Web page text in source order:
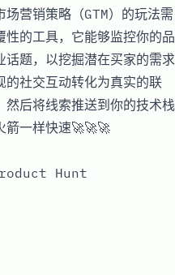
营销策略（GTM）的玩法需
的工具，它能够监控你的品
题，以挖掘潜在买家的需求
的社交互动转化为真实的联
然后将线索推送到你的技术栈
箭一样快速🚀🚀🚀
Hunt